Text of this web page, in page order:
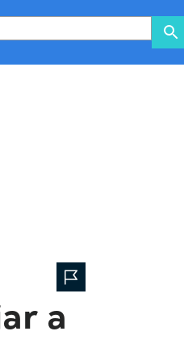
Equipe e comunidade
a